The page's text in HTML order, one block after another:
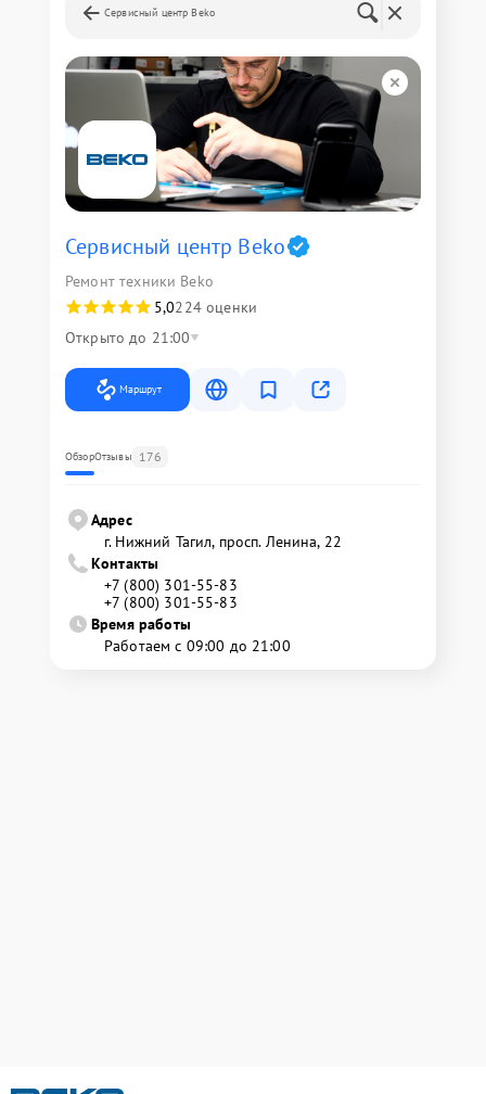
Сервисный центр Beko
Сервисный центр Beko
Ремонт техники Beko
5,0224 оценки
Открыто до 21:00
Маршрут
ОбзорОтзывы 176
Адрес
г. Нижний Тагил, просп. Ленина, 22
Контакты
+7 (800) 301-55-83
+7 (800) 301-55-83
Время работы
Работаем с 09:00 до 21:00